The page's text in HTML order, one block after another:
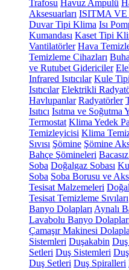
Trafosu Havuz Ampulü
Aksesuarları ISITMA VE
Duvar Tipi Klima Isı
Kumandası Kaset Tipi
Vantilatörler Hava
Temizleme Cihazları
ve Rutubet Gidericiler
Infrared Isıtıcılar Kule Tipi
Isıtıcılar Elektrikli
Havlupanlar Radyatörler
Isıtıcı Isıtma ve Soğutma
Termostat Klima Yedek
Temizleyicisi Klima
Sıvısı Şömine Şömine
Bahçe Şömineleri
Soba Doğalgaz Sobası
Soba Soba Borusu ve
Tesisat Malzemeleri
Tesisat Temizleme Sıvıları
Banyo Dolapları Aynalı
Lavabolu Banyo
Çamaşır Makinesi
Sistemleri Duşakabin
Setleri Duş Sistemleri
Duş Setleri Duş Spiralleri